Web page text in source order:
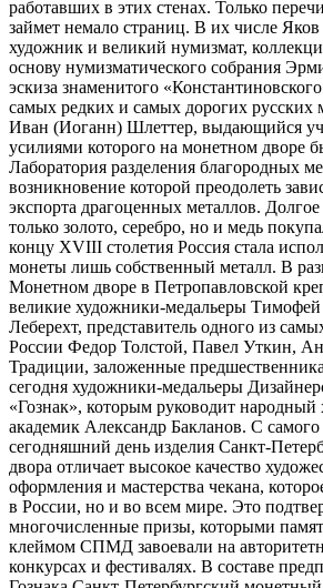
работавших в этих стенах. Только
займет немало страниц. В их числе
художник и великий нумизмат,
основу нумизматического собрания
эскиза знаменитого
самых редких и самых дорогих русских
Иван (Иоганн) Шлеттер, выдающийся
усилиями которого на монетном дворе
Лаборатория разделения благородных
возникновение которой преодолеть
экспорта драгоценных металлов.
только золото, серебро, но и медь
концу XVIII столетия Россия стала
монеты лишь собственный металл. В
Монетном дворе в Петропавловской
великие художники-медальеры
Леберехт, представитель одного из
России Федор Толстой, Павел Уткин,
Традиции, заложенные
сегодня художники-медальеры
«Гознак», которым руководит
академик Александр Бакланов. С самого
сегодняшний день изделия Санкт-
двора отличает высокое качество
оформления и мастерства чекана,
в России, но и во всем мире. Это
многочисленные призы, которыми
клеймом СПМД завоевали на
конкурсах и фестивалях. В составе